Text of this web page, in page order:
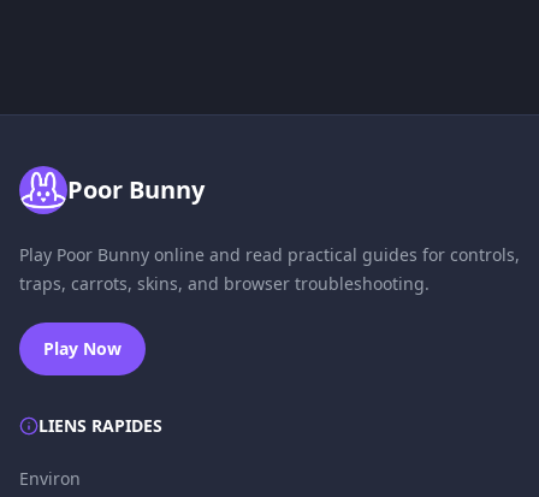
Poor Bunny
Play Poor Bunny online and read practical guides for controls,
traps, carrots, skins, and browser troubleshooting.
Play Now
LIENS RAPIDES
Environ